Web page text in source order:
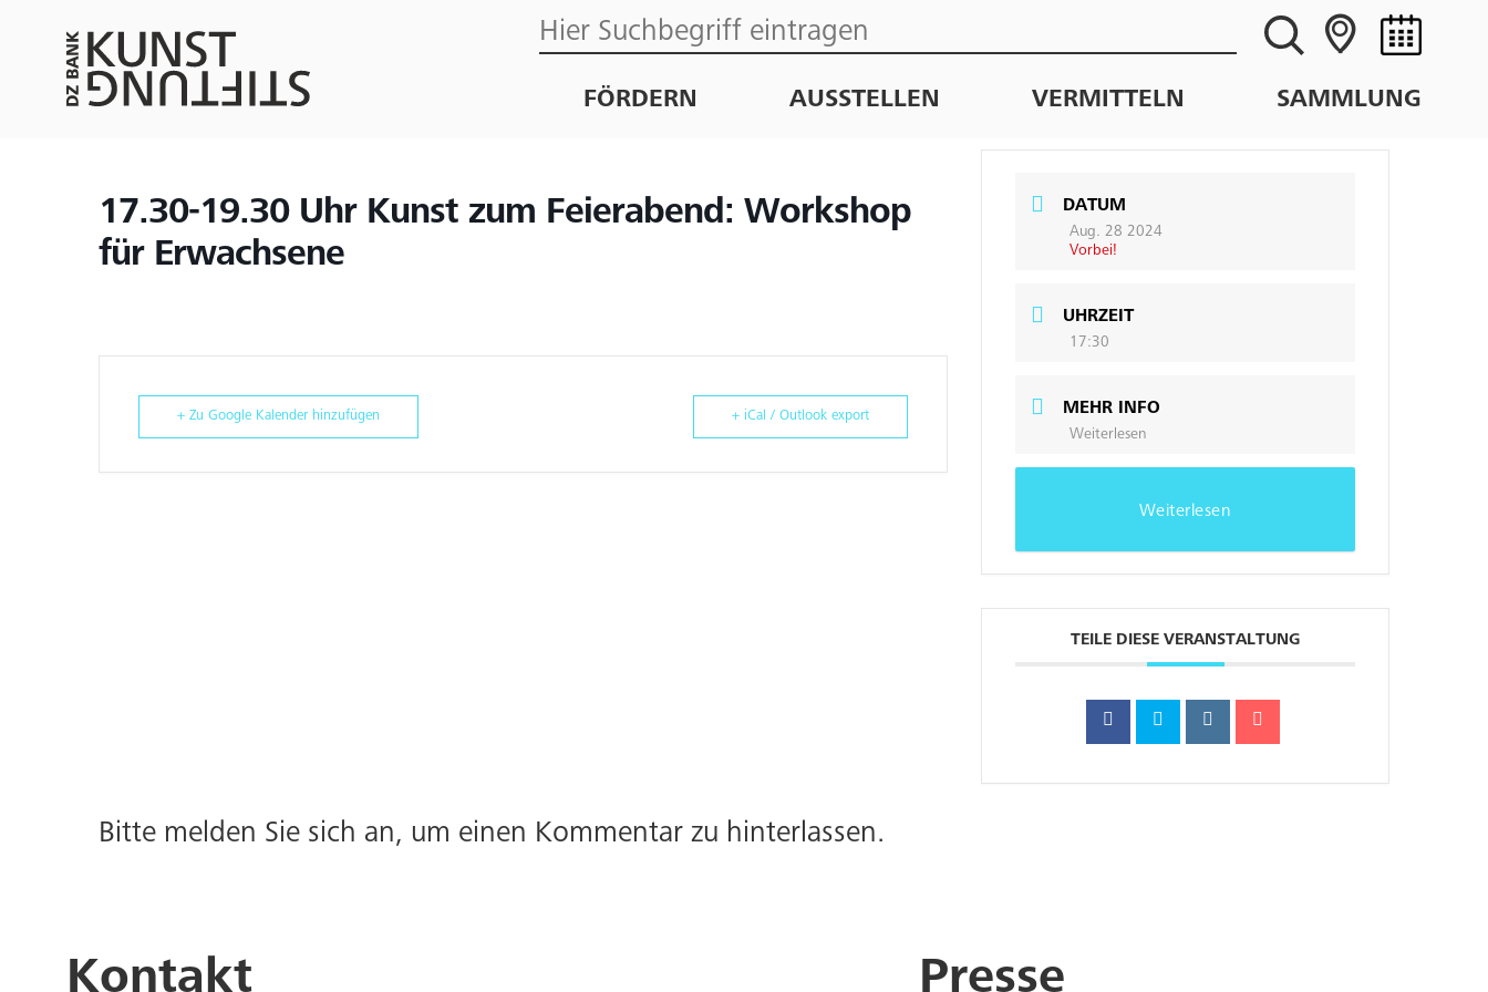
FÖRDERN AUSSTELLEN VERMITTELN SAMMLUNG
17.30-19.30 Uhr Kunst zum Feierabend: Workshop
für Erwachsene
+ Zu Google Kalender hinzufügen + iCal / Outlook export
DATUM
Aug. 28 2024
Vorbei!
UHRZEIT
17:30
MEHR INFO
Weiterlesen
Weiterlesen
TEILE DIESE VERANSTALTUNG
Bitte melden Sie sich an, um einen Kommentar zu hinterlassen.
Kontakt Presse